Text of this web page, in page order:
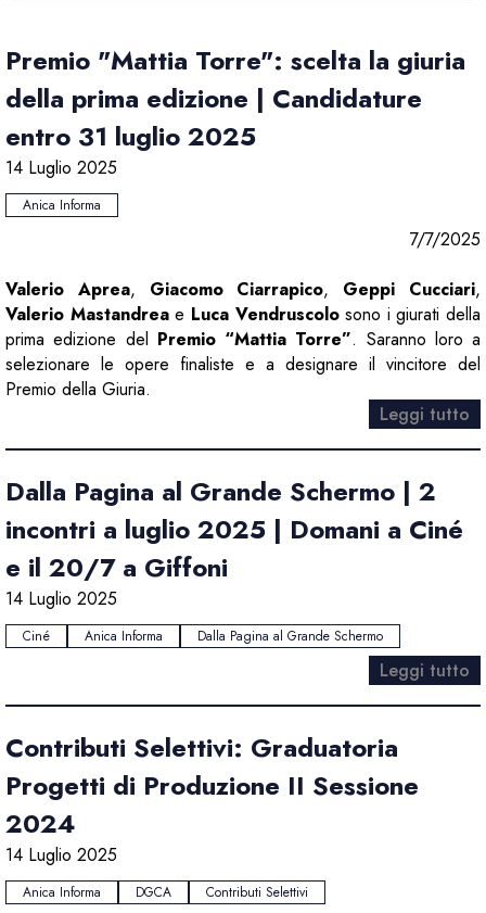
Premio "Mattia Torre": scelta la giuria
della prima edizione | Candidature
entro 31 luglio 2025
14 Luglio 2025
Anica Informa
7/7/2025
Valerio Aprea, Giacomo Ciarrapico, Geppi Cucciari,
Valerio Mastandreae Luca Vendruscolosono i giurati della
prima edizione del Premio “Mattia Torre”. Saranno loro a
selezionare le opere finaliste e a designare il vincitore del
Premio della Giuria.
Leggi tutto
Dalla Pagina al Grande Schermo | 2
incontri a luglio 2025 | Domani a Ciné
e il 20/7 a Giffoni
14 Luglio 2025
Ciné Anica Informa Dalla Pagina al Grande Schermo
Leggi tutto
Contributi Selettivi: Graduatoria
Progetti di Produzione II Sessione
2024
14 Luglio 2025
Anica Informa DGCA Contributi Selettivi